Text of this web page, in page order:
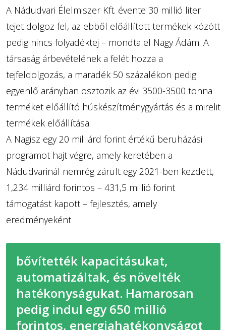
A Nádudvari Élelmiszer Kft. évente 30 millió liter
tejet dolgoz fel, az ebből előállított termékek között
pedig nincs folyadéktej – mondta el Nagy Ádám. A
társaság árbevételének a felét hozza a
tejfeldolgozás, a maradék 50 százalékon pedig
egyenlő arányban osztozik az évi 3500-3500 tonna
terméket előállító húskészítménygyártás és a mirelit
termékek előállítása.
A Nagisz egy 20 milliárd forint értékű beruházási
programot hajt végre, amely keretében a
Nádudvarinál nemrég zárult egy 2021-ben kezdett,
1,234 milliárd forintos – 431,5 millió forint
támogatást kapott – fejlesztés, amely
eredményeként
bővítették kapacitásukat,
automatizáltak, és növelték
hatékonyságukat. Hamarosan
pedig indul egy 650 millió
forintos, energiahatékonyságot